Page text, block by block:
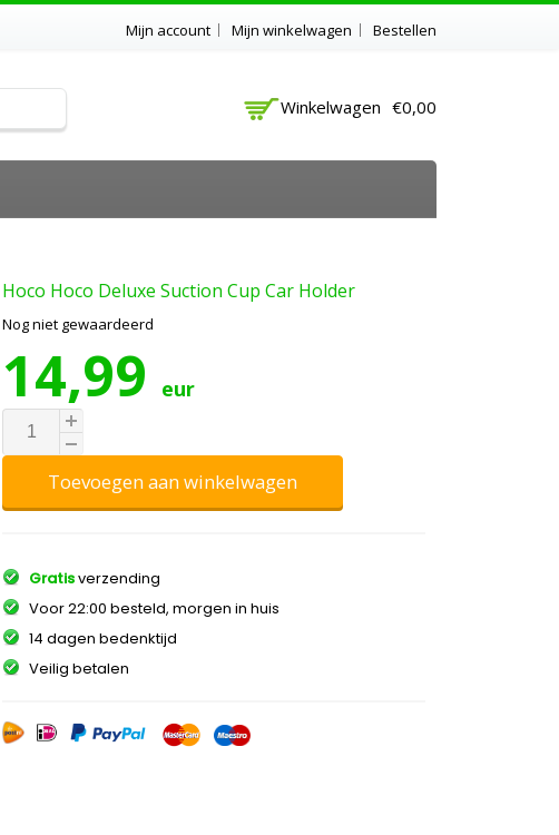
Mijn account Mijn winkelwagen Bestellen
Winkelwagen €0,00
Hoco Hoco Deluxe Suction Cup Car Holder
Nog niet gewaardeerd
14,99 eur
Toevoegen aan winkelwagen
Gratisverzending
Voor 22:00 besteld, morgen in huis
14 dagen bedenktijd
Veilig betalen